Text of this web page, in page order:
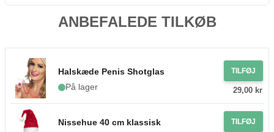
ANBEFALEDE TILKØB
Halskæde Penis Shotglas
På lager
TILFØJ
29,00 kr
Nissehue 40 cm klassisk
TILFØJ